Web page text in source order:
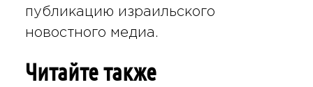
публикацию израильского
новостного медиа.
Читайте также